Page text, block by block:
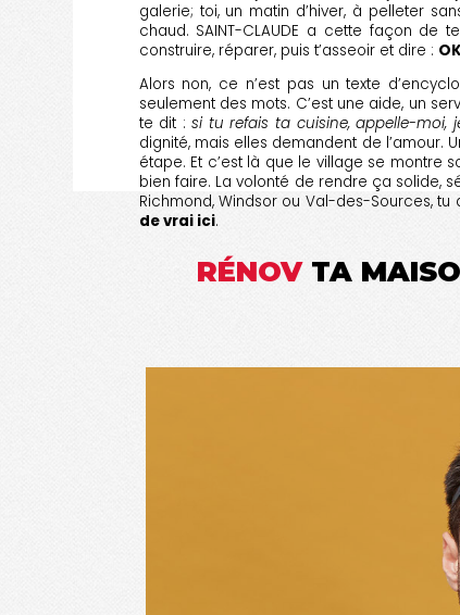
galerie; toi, un matin d’hiver, à pelleter
chaud. SAINT-CLAUDE a cette façon
construire, réparer, puis t’asseoir et dire :
Alors non, ce n’est pas un texte
seulement des mots. C’est une aide, un
te dit :si tu refais ta cuisine, appelle-moi,
dignité, mais elles demandent de l’amour.
étape. Et c’est là que le village se montre
bien faire. La volonté de rendre ça solide,
Richmond, Windsor ou Val-des-Sources,
de vrai ici.
RÉNOV TA